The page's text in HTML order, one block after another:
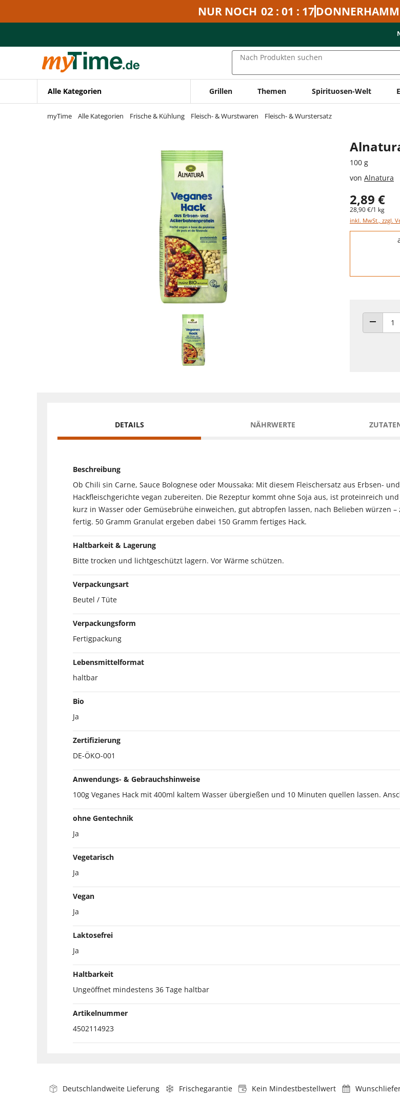
Zur Navigation springen
NUR NOCH 02 : 01 : 17
Nach Produkten suchen
Alle Kategorien Grillen Themen Spirituosen-Welt
myTime Alle Kategorien Frische & Kühlung Fleisch- & Wurstwaren Fleisch- & Wurstersatz
100 g
von Alnatura
2,89 €
28,90 €/1 kg
inkl. MwSt., zzgl.
Staffelpreise -
ANZAHL
DETAILS NÄHRWERTE
Beschreibung
Ob Chili sin Carne, Sauce Bolognese oder Moussaka: Mit diesem Fleischersatz aus Erbsen-
Hackfleischgerichte vegan zubereiten. Die Rezeptur kommt ohne Soja aus, ist proteinreich
kurz in Wasser oder Gemüsebrühe einweichen, gut abtropfen lassen, nach Belieben würzen
fertig. 50 Gramm Granulat ergeben dabei 150 Gramm fertiges Hack.
Haltbarkeit & Lagerung
Bitte trocken und lichtgeschützt lagern. Vor Wärme schützen.
Verpackungsart
Beutel / Tüte
Verpackungsform
Fertigpackung
Lebensmittelformat
haltbar
Bio
Ja
Zertifizierung
DE-ÖKO-001
Anwendungs- & Gebrauchshinweise
100g Veganes Hack mit 400ml kaltem Wasser übergießen und 10 Minuten quellen lassen.
ohne Gentechnik
Ja
Vegetarisch
Ja
Vegan
Ja
Laktosefrei
Ja
Haltbarkeit
Ungeöffnet mindestens 36 Tage haltbar
Artikelnummer
4502114923
Deutschlandweite Lieferung Frischegarantie Kein Mindestbestellwert